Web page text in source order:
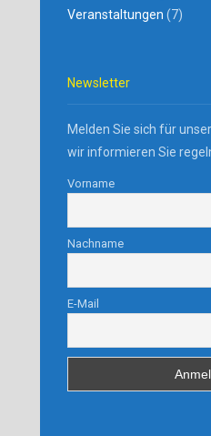
Veranstaltungen (7)
Newsletter
Melden Sie sich für
wir informieren Sie
Vorname
Nachname
E-Mail